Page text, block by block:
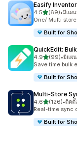
Easify
4.5เต็ม 5 ดาว
(69)
ทั้งหมด 69 รีวิว
•มีแผน
One/ Multi
Built for
QuickEdit:
4.9เต็ม 5 ดาว
(99)
ทั้งหมด 99 รีวิว
•มีแผ
Save time bulk
Built for
Multi‑Store
4.6เต็ม 5 ดาว
(126)
ทั้งหมด 126 รีวิว
•ติดตั้
Real-time sync
Built for